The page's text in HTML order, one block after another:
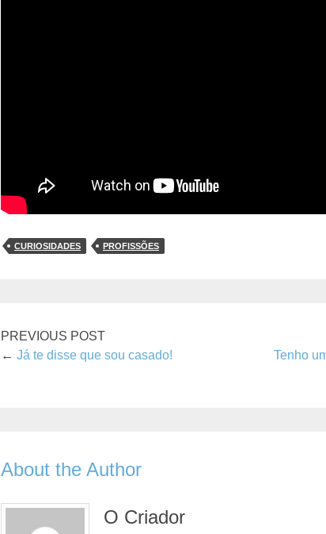
CURIOSIDADES PROFISSÕES
PREVIOUS POST
← Já te disse que sou casado!
Tenho
About the Author
O Criador